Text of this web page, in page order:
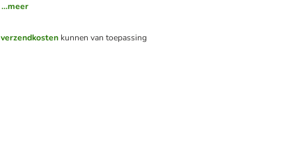
...meer
verzendkostenkunnen van toepassing